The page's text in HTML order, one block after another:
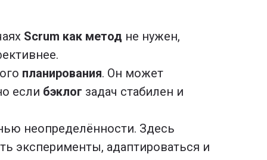
Scrum как метод не нужен,
планирования. Он может
если бэклог задач стабилен и
неопределённости. Здесь
эксперименты, адаптироваться и